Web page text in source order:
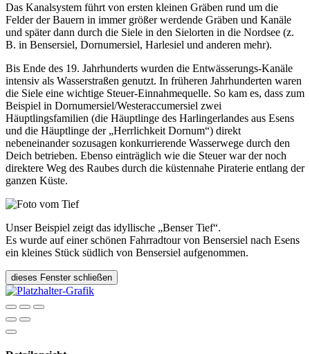
Das Kanalsystem führt von ersten kleinen Gräben rund um die
Felder der Bauern in immer größer werdende Gräben und Kanäle
und später dann durch die Siele in den Sielorten in die Nordsee (z.
B. in Bensersiel, Dornumersiel, Harlesiel und anderen mehr).
Bis Ende des 19. Jahrhunderts wurden die Entwässerungs-Kanäle
intensiv als Wasserstraßen genutzt. In früheren Jahrhunderten waren
die Siele eine wichtige Steuer-Einnahmequelle. So kam es, dass zum
Beispiel in Dornumersiel/Westeraccumersiel zwei
Häuptlingsfamilien (die Häuptlinge des Harlingerlandes aus Esens
und die Häuptlinge der „Herrlichkeit Dornum“) direkt
nebeneinander sozusagen konkurrierende Wasserwege durch den
Deich betrieben. Ebenso einträglich wie die Steuer war der noch
direktere Weg des Raubes durch die küstennahe Piraterie entlang der
ganzen Küste.
Unser Beispiel zeigt das idyllische „Benser Tief“.
Es wurde auf einer schönen Fahrradtour von Bensersiel nach Esens
ein kleines Stück südlich von Bensersiel aufgenommen.
dieses Fenster schließen